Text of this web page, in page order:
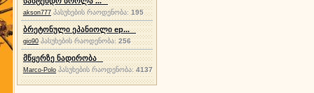
akson777 პასუხების რაოდენობა:195
ბრეტონული ეპანიოლი ep...
gio90 პასუხების რაოდენობა:256
მწყერზე ნადირობა
Marco-Polo პასუხების რაოდენობა:4137